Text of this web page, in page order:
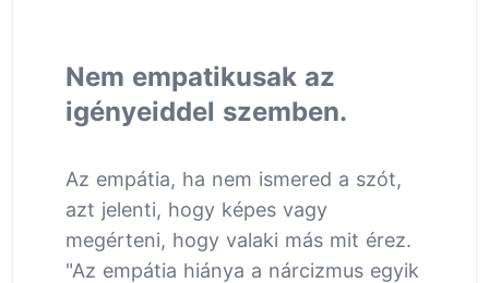
Nem empatikusak az
igényeiddel szemben.
Az empátia, ha nem ismered a szót,
azt jelenti, hogy képes vagy
megérteni, hogy valaki más mit érez.
"Az empátia hiánya a nárcizmus egyik